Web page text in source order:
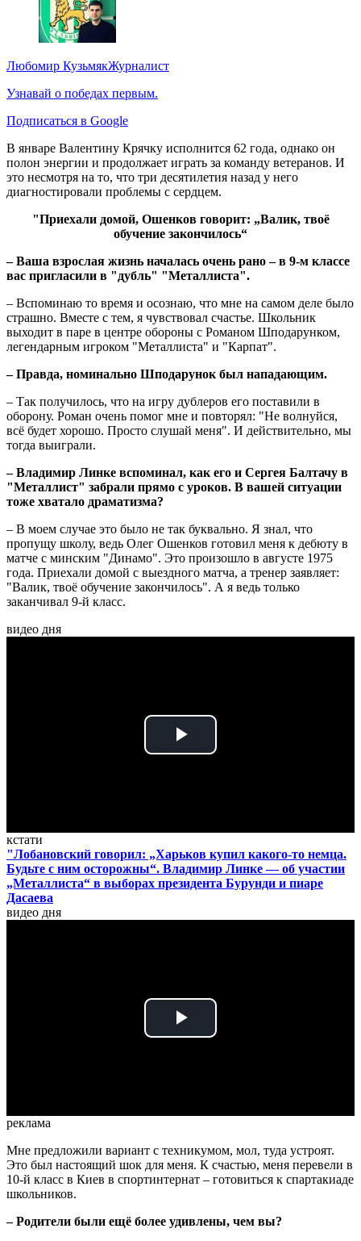
Любомир КузьмякЖурналист
Узнавай о победах первым.
Подписаться в Google
В январе Валентину Крячку исполнится 62 года, однако он
полон энергии и продолжает играть за команду ветеранов. И
это несмотря на то, что три десятилетия назад у него
диагностировали проблемы с сердцем.
"Приехали домой, Ошенков говорит: „Валик, твоё
обучение закончилось“
– Ваша взрослая жизнь началась очень рано – в 9-м классе
вас пригласили в "дубль" "Металлиста".
– Вспоминаю то время и осознаю, что мне на самом деле было
страшно. Вместе с тем, я чувствовал счастье. Школьник
выходит в паре в центре обороны с Романом Шподарунком,
легендарным игроком "Металлиста" и "Карпат".
– Правда, номинально Шподарунок был нападающим.
– Так получилось, что на игру дублеров его поставили в
оборону. Роман очень помог мне и повторял: "Не волнуйся,
всё будет хорошо. Просто слушай меня". И действительно, мы
тогда выиграли.
– Владимир Линке вспоминал, как его и Сергея Балтачу в
"Металлист" забрали прямо с уроков. В вашей ситуации
тоже хватало драматизма?
– В моем случае это было не так буквально. Я знал, что
пропущу школу, ведь Олег Ошенков готовил меня к дебюту в
матче с минским "Динамо". Это произошло в августе 1975
года. Приехали домой с выездного матча, а тренер заявляет:
"Валик, твоё обучение закончилось". А я ведь только
заканчивал 9-й класс.
видео дня
Play
кстати
"Лобановский говорил: „Харьков купил какого-то немца.
Будьте с ним осторожны“. Владимир Линке — об участии
„Металлиста“ в выборах президента Бурунди и пиаре
Дасаева
видео дня
Play
реклама
Мне предложили вариант с техникумом, мол, туда устроят.
Это был настоящий шок для меня. К счастью, меня перевели в
10-й класс в Киев в спортинтернат – готовиться к спартакиаде
школьников.
– Родители были ещё более удивлены, чем вы?